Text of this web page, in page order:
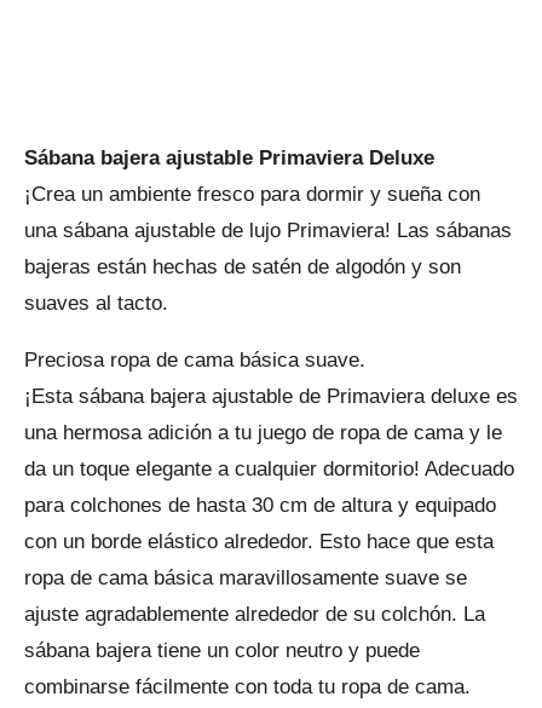
Sábana bajera ajustable Primaviera Deluxe
¡Crea un ambiente fresco para dormir y sueña con
una sábana ajustable de lujo Primaviera! Las sábanas
bajeras están hechas de satén de algodón y son
suaves al tacto.
Preciosa ropa de cama básica suave.
¡Esta sábana bajera ajustable de Primaviera deluxe es
una hermosa adición a tu juego de ropa de cama y le
da un toque elegante a cualquier dormitorio! Adecuado
para colchones de hasta 30 cm de altura y equipado
con un borde elástico alrededor. Esto hace que esta
ropa de cama básica maravillosamente suave se
ajuste agradablemente alrededor de su colchón. La
sábana bajera tiene un color neutro y puede
combinarse fácilmente con toda tu ropa de cama.